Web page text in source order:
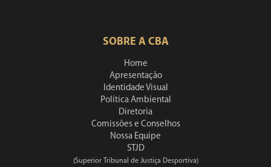
SOBRE A CBA
Home
Apresentação
Identidade Visual
Política Ambiental
Diretoria
Comissões e Conselhos
Nossa Equipe
STJD
(Superior Tribunal de Justiça Desportiva)